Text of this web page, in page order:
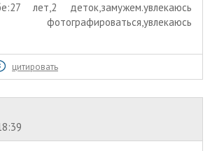
лет,2 деток,замужем.увлекаюсь
фотографироваться,увлекаюсь
цитировать